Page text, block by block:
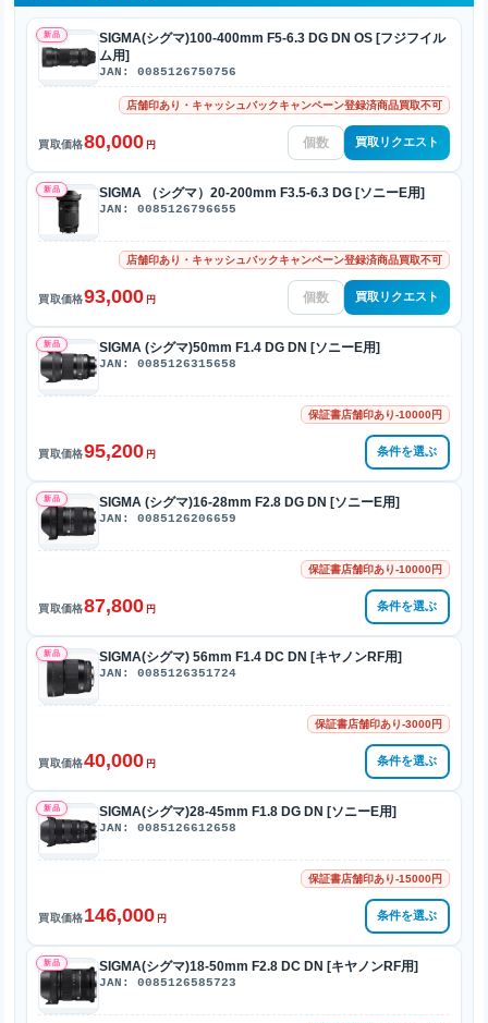
新品
SIGMA(シグマ)100-400mm F5-6.3 DG DN OS [フジフイル
ム用]
JAN: 0085126750756
店舗印あり・キャッシュバックキャンペーン登録済商品買取不可
買取価格80,000 円 買取リクエスト
新品 SIGMA （シグマ）20-200mm F3.5-6.3 DG [ソニーE用]
JAN: 0085126796655
店舗印あり・キャッシュバックキャンペーン登録済商品買取不可
買取価格93,000 円 買取リクエスト
新品 SIGMA (シグマ)50mm F1.4 DG DN [ソニーE用]
JAN: 0085126315658
保証書店舗印あり-10000円
買取価格95,200 円 条件を選ぶ
新品 SIGMA (シグマ)16-28mm F2.8 DG DN [ソニーE用]
JAN: 0085126206659
保証書店舗印あり-10000円
買取価格87,800 円 条件を選ぶ
新品 SIGMA(シグマ) 56mm F1.4 DC DN [キヤノンRF用]
JAN: 0085126351724
保証書店舗印あり-3000円
買取価格40,000 円 条件を選ぶ
新品 SIGMA(シグマ)28-45mm F1.8 DG DN [ソニーE用]
JAN: 0085126612658
保証書店舗印あり-15000円
買取価格146,000 円 条件を選ぶ
新品 SIGMA(シグマ)18-50mm F2.8 DC DN [キヤノンRF用]
JAN: 0085126585723